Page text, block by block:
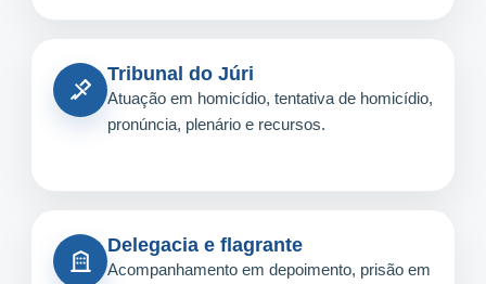
Tribunal do Júri
Atuação em homicídio, tentativa de homicídio,
pronúncia, plenário e recursos.
Delegacia e flagrante
Acompanhamento em depoimento, prisão em